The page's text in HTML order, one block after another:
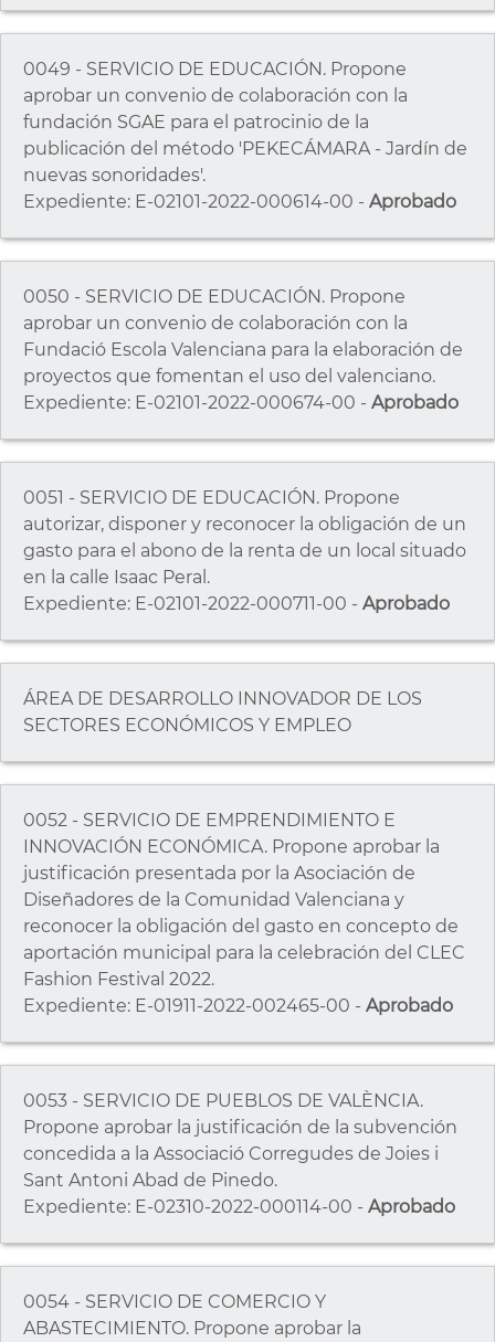
0049 - SERVICIO DE EDUCACIÓN. Propone
aprobar un convenio de colaboración con la
fundación SGAE para el patrocinio de la
publicación del método 'PEKECÁMARA - Jardín de
nuevas sonoridades'.
Expediente: E-02101-2022-000614-00 - Aprobado
0050 - SERVICIO DE EDUCACIÓN. Propone
aprobar un convenio de colaboración con la
Fundació Escola Valenciana para la elaboración de
proyectos que fomentan el uso del valenciano.
Expediente: E-02101-2022-000674-00 - Aprobado
0051 - SERVICIO DE EDUCACIÓN. Propone
autorizar, disponer y reconocer la obligación de un
gasto para el abono de la renta de un local situado
en la calle Isaac Peral.
Expediente: E-02101-2022-000711-00 - Aprobado
ÁREA DE DESARROLLO INNOVADOR DE LOS
SECTORES ECONÓMICOS Y EMPLEO
0052 - SERVICIO DE EMPRENDIMIENTO E
INNOVACIÓN ECONÓMICA. Propone aprobar la
justificación presentada por la Asociación de
Diseñadores de la Comunidad Valenciana y
reconocer la obligación del gasto en concepto de
aportación municipal para la celebración del CLEC
Fashion Festival 2022.
Expediente: E-01911-2022-002465-00 - Aprobado
0053 - SERVICIO DE PUEBLOS DE VALÈNCIA.
Propone aprobar la justificación de la subvención
concedida a la Associació Corregudes de Joies i
Sant Antoni Abad de Pinedo.
Expediente: E-02310-2022-000114-00 - Aprobado
0054 - SERVICIO DE COMERCIO Y
ABASTECIMIENTO. Propone aprobar la